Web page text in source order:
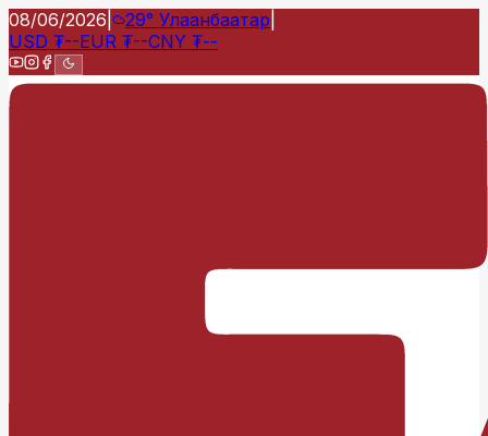
08/06/2026 29° Улаанбаатар
USD ₮--EUR ₮--CNY ₮--